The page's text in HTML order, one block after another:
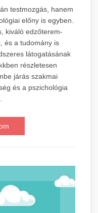
testmozgás, hanem
előny is egyben.
kiváló edzőterem-
és a tudomány is
látogatásának
részletesen
járás szakmai
és a pszichológia